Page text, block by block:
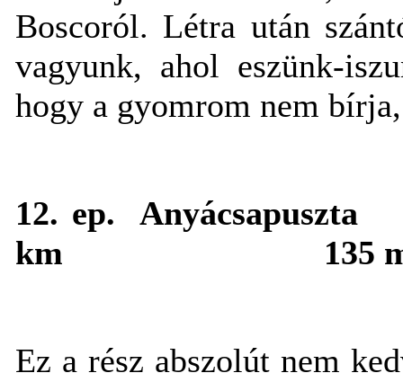
Boscoról. Létra után
vagyunk, ahol eszünk-
hogy a gyomrom nem
12. ep.
Anyácsapuszta
km
135
Ez a rész abszolút nem